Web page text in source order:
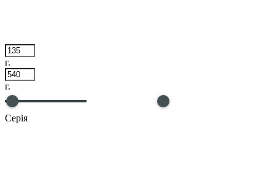
г.
г.
Серія